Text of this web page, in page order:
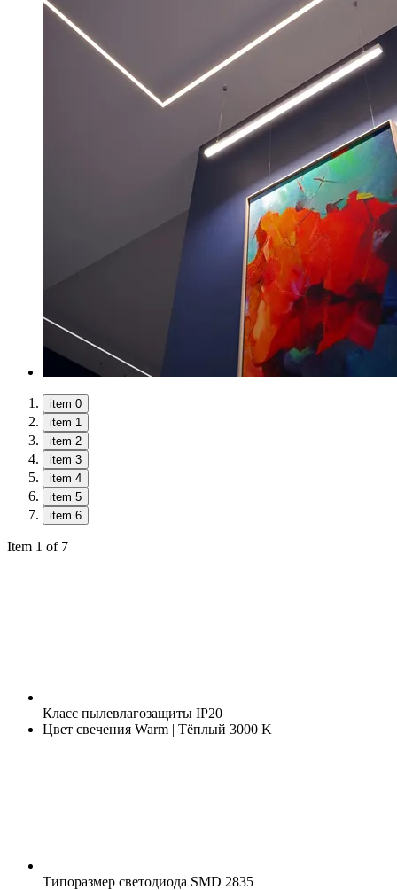
item 0
item 1
item 2
item 3
item 4
item 5
item 6
Item 1 of 7
Класс пылевлагозащиты IP20
Цвет свечения Warm | Тёплый 3000 K
Типоразмер светодиода SMD 2835